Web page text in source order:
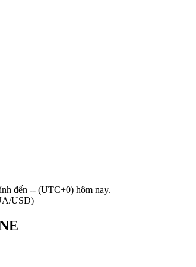
đến -- (UTC+0) hôm nay.
USD)